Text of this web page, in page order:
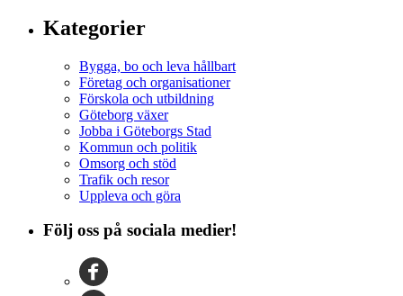
Kategorier
Bygga, bo och leva hållbart
Företag och organisationer
Förskola och utbildning
Göteborg växer
Jobba i Göteborgs Stad
Kommun och politik
Omsorg och stöd
Trafik och resor
Uppleva och göra
Följ oss på sociala medier!